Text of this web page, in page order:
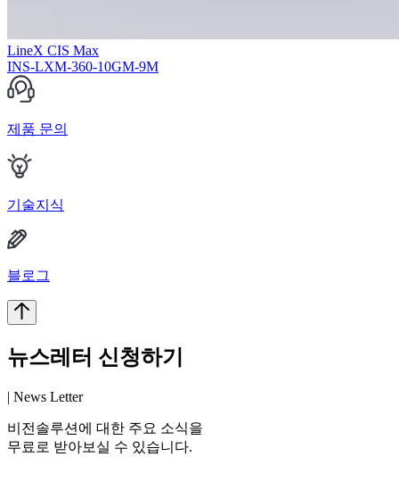
LineX CIS Max
INS-LXM-360-10GM-9M
제품 문의
기술지식
블로그
뉴스레터 신청하기
| News Letter
비전솔루션에 대한 주요 소식을
무료로 받아보실 수 있습니다.